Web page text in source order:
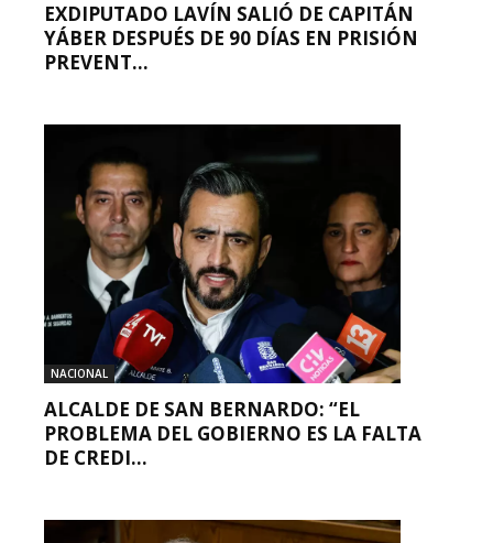
EXDIPUTADO LAVÍN SALIÓ DE CAPITÁN
YÁBER DESPUÉS DE 90 DÍAS EN PRISIÓN
PREVENT...
NACIONAL
ALCALDE DE SAN BERNARDO: “EL
PROBLEMA DEL GOBIERNO ES LA FALTA
DE CREDI...